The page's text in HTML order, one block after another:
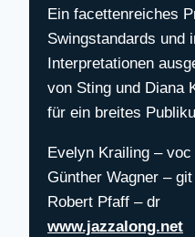
Ein facettenreiches
Swingstandards und
Interpretationen
von Sting und Diana
für ein breites
Evelyn Krailing –
Günther Wagner –
Robert Pfaff – dr
www.jazzalong.net